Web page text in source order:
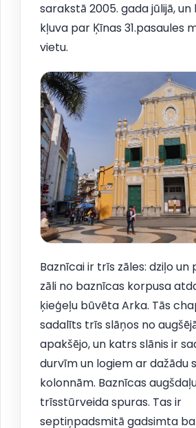
sarakstā 2005. gada jūlijā,
kļuva par Ķīnas 31.pasaules
vietu.
Baznīcai ir trīs zāles: dziļo
zāli no baznīcas korpusa
ķieģeļu būvēta Arka. Tās
sadalīts trīs slāņos no
apakšējo, un katrs slānis ir
durvīm un logiem ar dažādu
kolonnām. Baznīcas
trīsstūrveida spuras. Tas ir
septiņpadsmitā gadsimta